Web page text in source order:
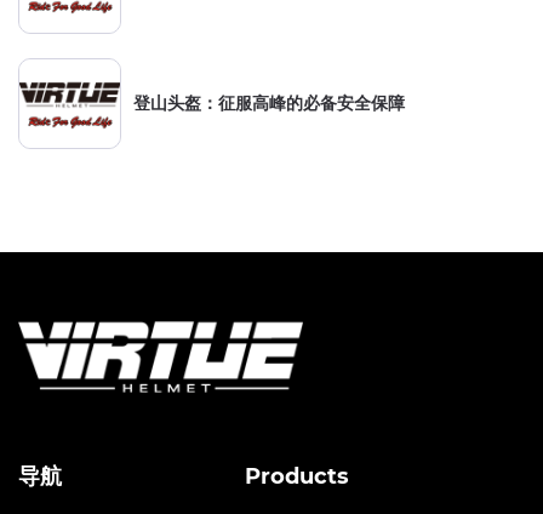
登山头盔：征服高峰的必备安全保障
导航 Products